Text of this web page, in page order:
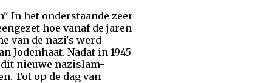
In het onderstaande zeer
hoe vanaf de jaren
van de nazi's werd
Nadat in 1945
nieuwe nazislam-
Tot op de dag van